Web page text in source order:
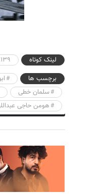
لینک کوتاه
برچسب ها
سلمان خطی
هومن حاجی